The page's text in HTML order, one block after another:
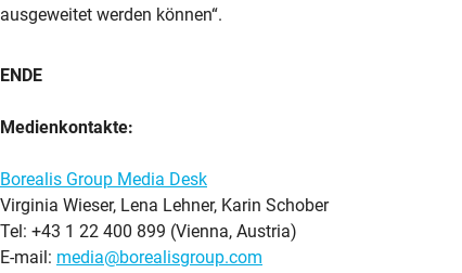
ausgeweitet werden können“.
ENDE
Medienkontakte:
Borealis Group Media Desk
Virginia Wieser, Lena Lehner, Karin Schober
Tel: +43 1 22 400 899 (Vienna, Austria)
E-mail: media@borealisgroup.com